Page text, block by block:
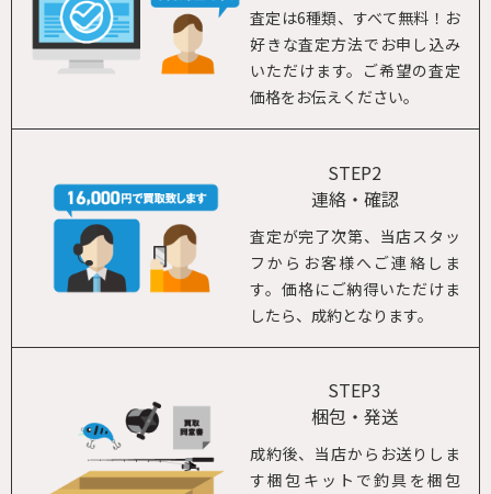
査定は6種類、すべて無料！お
好きな査定方法でお申し込み
いただけます。ご希望の査定
価格をお伝えください。
STEP2
連絡・確認
査定が完了次第、当店スタッ
フからお客様へご連絡しま
す。価格にご納得いただけま
したら、成約となります。
STEP3
梱包・発送
成約後、当店からお送りしま
す梱包キットで釣具を梱包